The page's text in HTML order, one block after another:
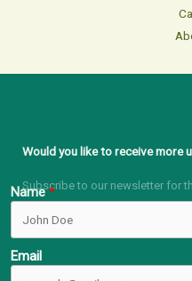
Would you like to receive more
Subscribe to our newsletter for
Name
Email